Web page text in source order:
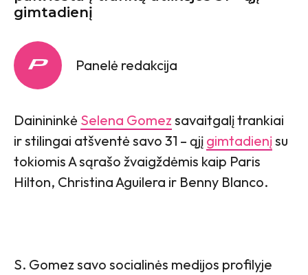
gimtadienį
Panelė redakcija
Dainininkė Selena Gomez savaitgalį trankiai
ir stilingai atšventė savo 31 – ąjį gimtadienįsu
tokiomis A sąrašo žvaigždėmis kaip Paris
Hilton, Christina Aguilera ir Benny Blanco.
S. Gomez savo socialinės medijos profilyje